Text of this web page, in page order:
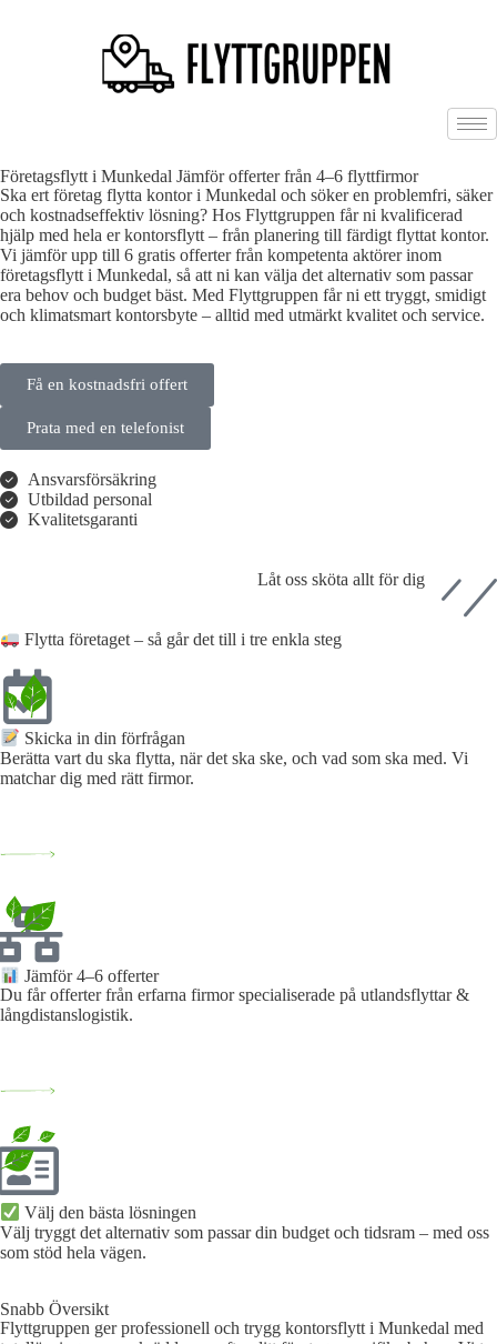
Företagsflytt i Munkedal Jämför offerter från 4–6 flyttfirmor
Ska ert företag flytta kontor i Munkedal och söker en problemfri, säker
och kostnadseffektiv lösning? Hos Flyttgruppen får ni kvalificerad
hjälp med hela er kontorsflytt – från planering till färdigt flyttat kontor.
Vi jämför upp till 6 gratis offerter från kompetenta aktörer inom
företagsflytt i Munkedal, så att ni kan välja det alternativ som passar
era behov och budget bäst. Med Flyttgruppen får ni ett tryggt, smidigt
och klimatsmart kontorsbyte – alltid med utmärkt kvalitet och service.
Få en kostnadsfri offert
Prata med en telefonist
Ansvarsförsäkring
Utbildad personal
Kvalitetsgaranti
Låt oss sköta allt för dig
Flytta företaget – så går det till i tre enkla steg
Skicka in din förfrågan​
Berätta vart du ska flytta, när det ska ske, och vad som ska med. Vi
matchar dig med rätt firmor.
Jämför 4–6 offerter
Du får offerter från erfarna firmor specialiserade på utlandsflyttar &
långdistanslogistik.
Välj den bästa lösningen​
Välj tryggt det alternativ som passar din budget och tidsram – med oss
som stöd hela vägen.
Snabb Översikt
Flyttgruppen ger professionell och trygg kontorsflytt i Munkedal med